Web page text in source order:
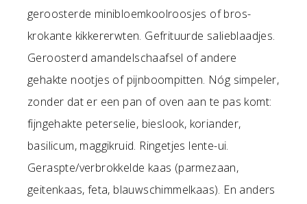
geroosterde minibloemkoolroosjes of bros-
krokante kikkererwten. Gefrituurde salieblaadjes.
Geroosterd amandelschaafsel of andere
gehakte nootjes of pijnboompitten. Nóg simpeler,
zonder dat er een pan of oven aan te pas komt:
fijngehakte peterselie, bieslook, koriander,
basilicum, maggikruid. Ringetjes lente-ui.
Geraspte/verbrokkelde kaas (parmezaan,
geitenkaas, feta, blauwschimmelkaas). En anders